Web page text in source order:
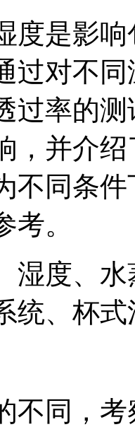
度是影
过对不
过率的
，并介
不同条
。
湿度、
统、杯
不同，